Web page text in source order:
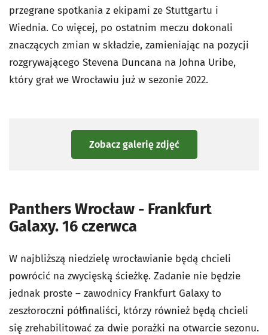
przegrane spotkania z ekipami ze Stuttgartu i
Wiednia. Co więcej, po ostatnim meczu dokonali
znaczących zmian w składzie, zamieniając na pozycji
rozgrywającego Stevena Duncana na Johna Uribe,
który grał we Wrocławiu już w sezonie 2022.
Zobacz galerię zdjęć
Panthers Wrocław - Frankfurt
Galaxy. 16 czerwca
W najbliższą niedzielę wrocławianie będą chcieli
powrócić na zwycięską ścieżkę. Zadanie nie będzie
jednak proste – zawodnicy Frankfurt Galaxy to
zeszłoroczni półfinaliści, którzy również będą chcieli
się zrehabilitować za dwie porażki na otwarcie sezonu.